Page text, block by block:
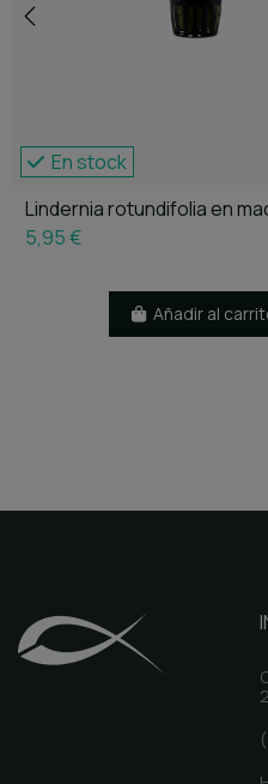
En stock
Lindernia rotundifolia en
5,95 €
Añadir al